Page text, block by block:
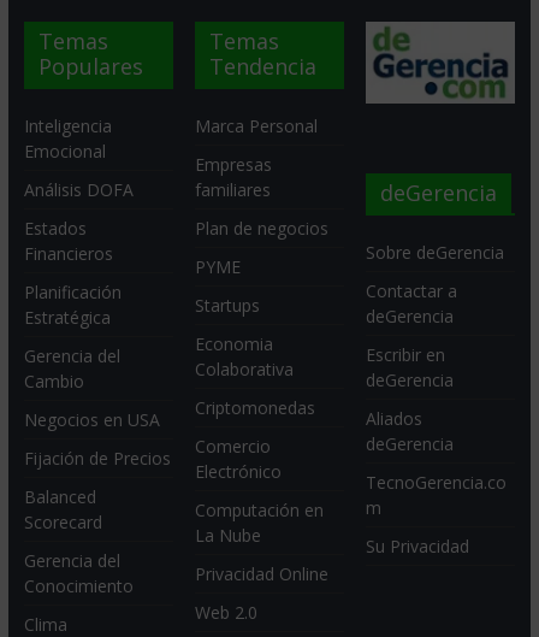
Temas
Populares
Inteligencia
Emocional
Análisis DOFA
Estados
Financieros
Planificación
Estratégica
Gerencia del
Cambio
Negocios en USA
Fijación de Precios
Balanced
Scorecard
Gerencia del
Conocimiento
Clima
Temas
Tendencia
Marca Personal
Empresas
familiares
Plan de negocios
PYME
Startups
Economia
Colaborativa
Criptomonedas
Comercio
Electrónico
Computación en
La Nube
Privacidad Online
Web 2.0
deGerencia
Sobre deGerencia
Contactar a
deGerencia
Escribir en
deGerencia
Aliados
deGerencia
TecnoGerencia.co
m
Su Privacidad